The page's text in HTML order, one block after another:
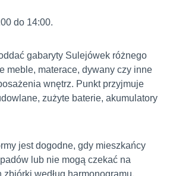
do 14:00.
gabaryty Sulejówek różnego
meble, materace, dywany czy inne
wnętrz. Punkt przyjmuje
zużyte baterie, akumulatory
jest dogodne, gdy mieszkańcy
lub nie mogą czekać na